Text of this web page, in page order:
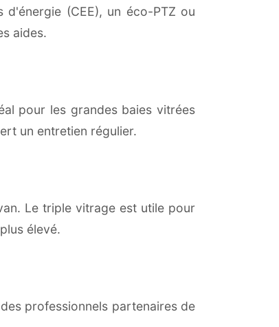
(CEE), un éco-PTZ ou
aides.
pour les grandes baies vitrées
un entretien régulier.
Le triple vitrage est utile pour
élevé.
professionnels partenaires de